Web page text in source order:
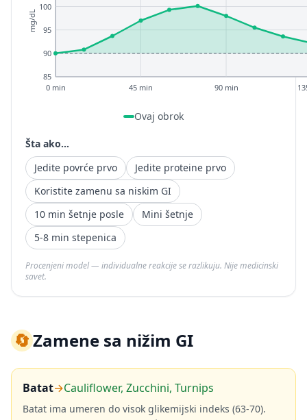
85
90
95
100
0 min 45 min 90 min
mg/dL
Ovaj obrok
Šta ako...
Jedite povrće prvo
Jedite proteine prvo
Koristite zamenu sa niskim GI
10 min šetnje posle
Mini šetnje
5-8 min stepenica
Procenjeni model — individualne reakcije se razlikuju. Nije medicinski
savet.
🔄Zamene sa nižim GI
Batat→Cauliflower, Zucchini, Turnips
Batat ima umeren do visok glikemijski indeks (63-70).